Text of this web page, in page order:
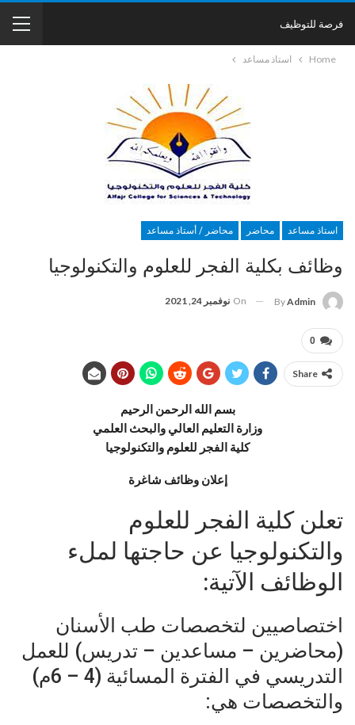
فرصة للتوظيف
Home استاذ مساعد
استاذ مساعد محاضر محاضر / أستاذ مساعد
وظائف بكلية الفجر للعلوم والتكنولوجيا
ByAdmin
On نوفمبر 24, 2021
0
Share
بسم الله الرحمن الرحيم
وزارة التعليم العالي والبحث العلمي
كلية الفجر للعلوم والتكنولوجيا
إعلان وظائف شاغرة
تعلن كلية الفجر للعلوم
والتكنولوجيا عن حاجتها لملء
الوظائف الآتية:
اختصاصيين لتخصصات طب الأسنان
(محاضرين – مساعدين – تدريس) للعمل
التدريسي في الفترة المسائية (4 – 6م)
والتخصصات هي: